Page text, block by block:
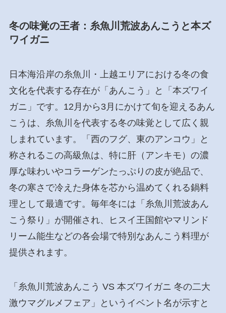
冬の味覚の王者：糸魚川荒波あんこうと本ズ
ワイガニ
日本海沿岸の糸魚川・上越エリアにおける冬の食
文化を代表する存在が「あんこう」と「本ズワイ
ガニ」です。12月から3月にかけて旬を迎えるあん
こうは、糸魚川を代表する冬の味覚として広く親
しまれています。「西のフグ、東のアンコウ」と
称されるこの高級魚は、特に肝（アンキモ）の濃
厚な味わいやコラーゲンたっぷりの皮が絶品で、
冬の寒さで冷えた身体を芯から温めてくれる鍋料
理として最適です。毎年冬には「糸魚川荒波あん
こう祭り」が開催され、ヒスイ王国館やマリンド
リーム能生などの各会場で特別なあんこう料理が
提供されます。
「糸魚川荒波あんこう VS 本ズワイガニ 冬の二大
激ウマグルメフェア」というイベント名が示すと